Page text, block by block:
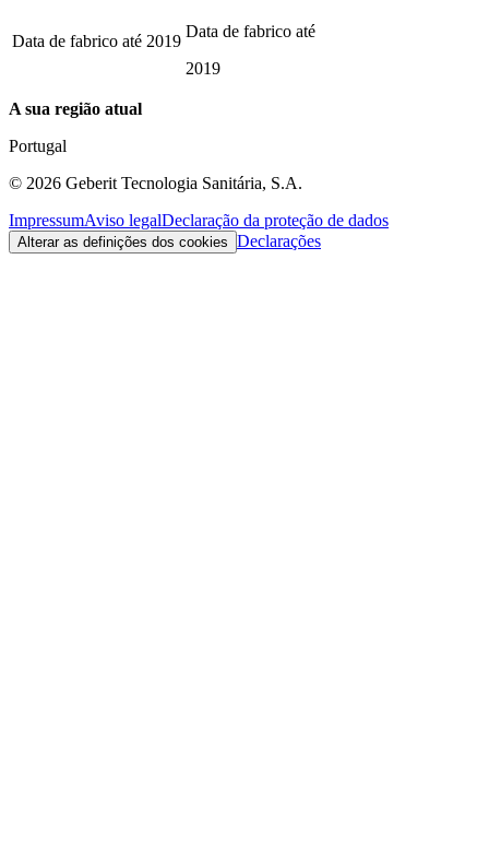
Data de fabrico até 2019
Data de fabrico até
2019
A sua região atual
Portugal
© 2026 Geberit Tecnologia Sanitária, S.A.
ImpressumAviso legalDeclaração da proteção de dados
Alterar as definições dos cookies Declarações